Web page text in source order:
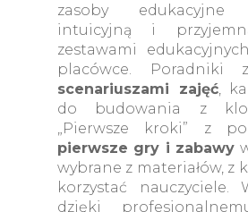
zasoby edukacyjne
intuicyjną i
zestawami
placówce. Poradniki
scenariuszami zajęć,
do budowania z
„Pierwsze kroki” z
pierwsze gry i zabawy
wybrane z materiałów, z
korzystać nauczyciele.
dzięki